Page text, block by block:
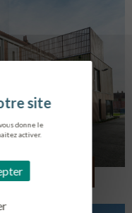
donne le
activer.